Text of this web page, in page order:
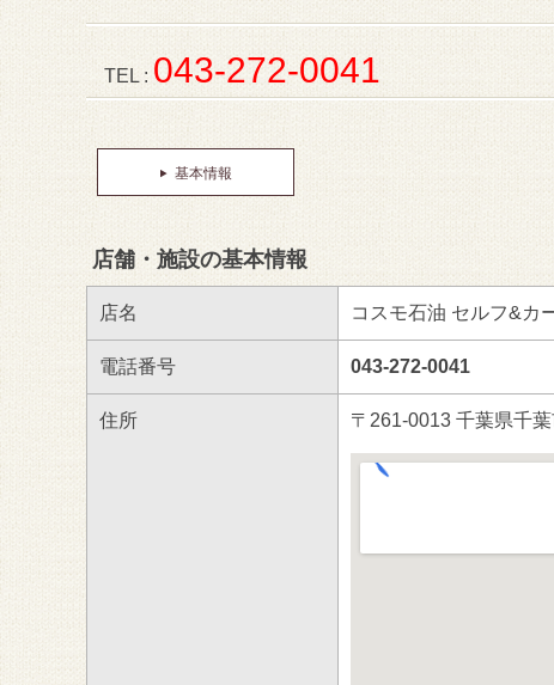
TEL : 043-272-0041
基本情報
店舗・施設の基本情報
店名 コスモ石油 セルフ&カ
電話番号 043-272-0041
住所 〒261-0013 千葉県千